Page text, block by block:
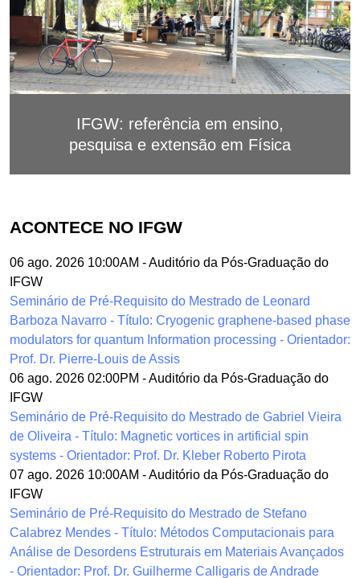
IFGW: referência em ensino,
pesquisa e extensão em Física
ACONTECE NO IFGW
06 ago. 2026 10:00AM -Auditório da Pós-Graduação do
IFGW
Seminário de Pré-Requisito do Mestrado de Leonard
Barboza Navarro - Título: Cryogenic graphene-based phase
modulators for quantum Information processing - Orientador:
Prof. Dr. Pierre-Louis de Assis
06 ago. 2026 02:00PM -Auditório da Pós-Graduação do
IFGW
Seminário de Pré-Requisito do Mestrado de Gabriel Vieira
de Oliveira - Título: Magnetic vortices in artificial spin
systems - Orientador: Prof. Dr. Kleber Roberto Pirota
07 ago. 2026 10:00AM -Auditório da Pós-Graduação do
IFGW
Seminário de Pré-Requisito do Mestrado de Stefano
Calabrez Mendes - Título: Métodos Computacionais para
Análise de Desordens Estruturais em Materiais Avançados
- Orientador: Prof. Dr. Guilherme Calligaris de Andrade